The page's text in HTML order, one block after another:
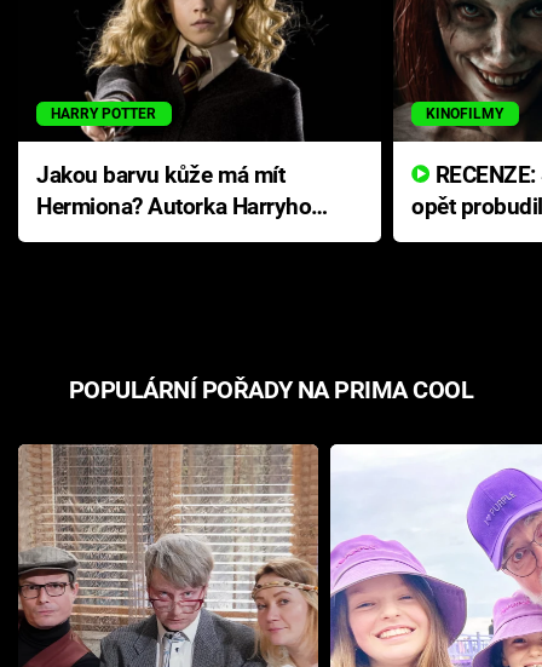
HARRY POTTER
Jakou barvu kůže má mít
Hermiona? Autorka Harryho
Pottera přišla s ráznou
KINOFILMY
opět
přichází s
POPULÁRNÍ POŘADY NA PRIMA COOL